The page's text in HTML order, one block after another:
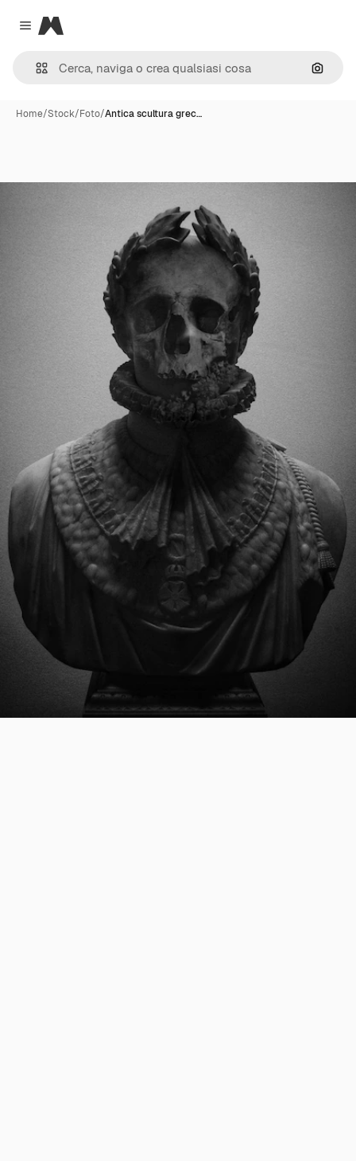
Close menu
Magnific
Cerca
Home/Stock/Foto/Antica scultura grec…